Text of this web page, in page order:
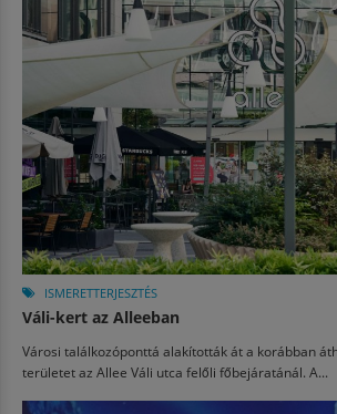
ISMERETTERJESZTÉS
Váli-kert az Alleeban
Városi találkozóponttá alakították át a korábban
területet az Allee Váli utca felőli főbejáratánál. A...